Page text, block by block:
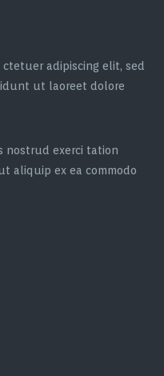
adipiscing elit, sed
ut laoreet dolore
nostrud exerci tation
aliquip ex ea commodo